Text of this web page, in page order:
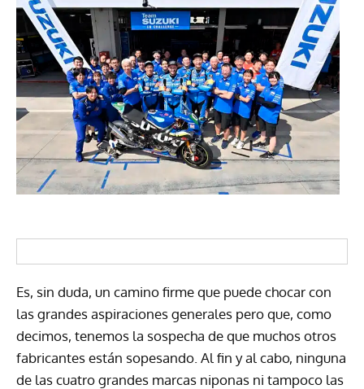
Es, sin duda, un camino firme que puede chocar con
las grandes aspiraciones generales pero que, como
decimos, tenemos la sospecha de que muchos otros
fabricantes están sopesando. Al fin y al cabo, ninguna
de las cuatro grandes marcas niponas ni tampoco las